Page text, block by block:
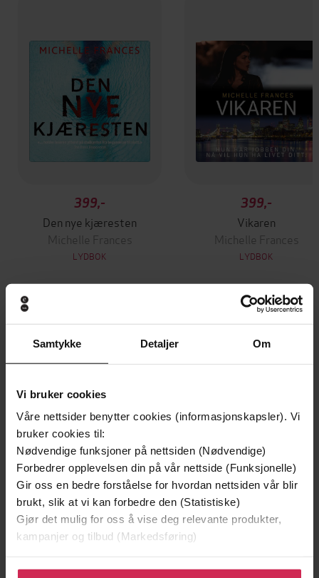
Samtykke Detaljer Om
Vi bruker cookies
Våre nettsider benytter cookies (informasjonskapsler). Vi
bruker cookies til:
Nødvendige funksjoner på nettsiden (Nødvendige)
Forbedrer opplevelsen din på vår nettside (Funksjonelle)
Gir oss en bedre forståelse for hvordan nettsiden vår blir
brukt, slik at vi kan forbedre den (Statistiske)
Gjør det mulig for oss å vise deg relevante produkter,
kampanjer og tilbud (Markedsføring)
Klikk på «Godta alle» for å gi oss ditt samtykke til å
399,-
Den nye kjæresten
Michelle Frances
LYDBOK
399,-
Vikaren
Michelle Frances
LYDBOK
Andre har også kjøpt